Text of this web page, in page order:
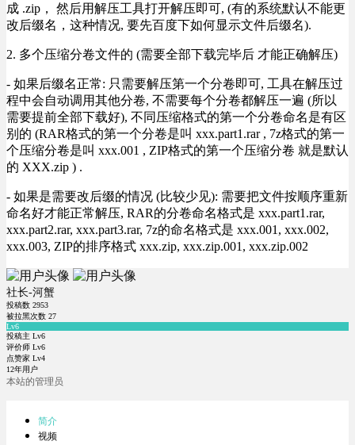
成 .zip， 然后用解压工具打开解压即可, (有的系统默认不能更
改后缀名，这种情况, 要先百度下如何显示文件后缀名).
2. 多个压缩分卷文件的 (需要全部下载完毕后 才能正确解压)
- 如果后缀名正常: 只需要解压第一个分卷即可, 工具在解压过
程中会自动调用其他分卷, 不需要每个分卷都解压一遍 (所以
需要提前全部下载好), 不同压缩格式的第一个分卷命名是有区
别的 (RAR格式的第一个分卷是叫 xxx.part1.rar , 7z格式的第一
个压缩分卷是叫 xxx.001 , ZIP格式的第一个压缩分卷 就是默认
的 XXX.zip ) .
- 如果是需要改后缀的情况 (比较少见): 需要把文件按顺序重新
命名好才能正常解压, RAR的分卷命名格式是 xxx.part1.rar,
xxx.part2.rar, xxx.part3.rar, 7z的命名格式是 xxx.001, xxx.002,
xxx.003, ZIP的排序格式 xxx.zip, xxx.zip.001, xxx.zip.002
社长-河蟹
投稿数 2953
被拉黑次数 27
Lv6
投稿主 Lv6
评价师 Lv6
点赞家 Lv4
12年用户
本站的管理员
简介
视频